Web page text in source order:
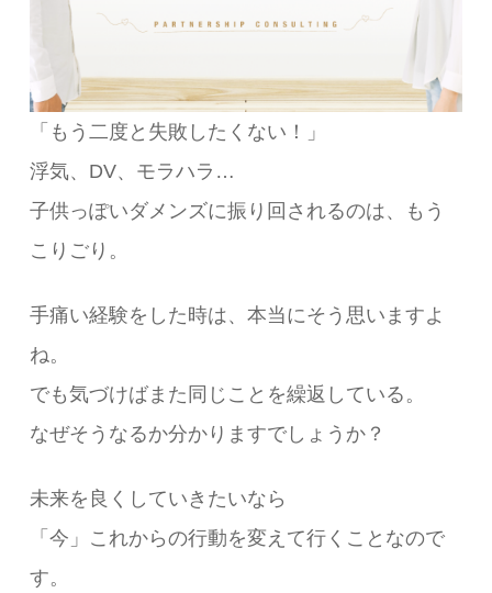
「もう二度と失敗したくない！」
浮気、DV、モラハラ…
子供っぽいダメンズに振り回されるのは、もう
こりごり。
手痛い経験をした時は、本当にそう思いますよ
ね。
でも気づけばまた同じことを繰返している。
なぜそうなるか分かりますでしょうか？
未来を良くしていきたいなら
「今」これからの行動を変えて行くことなので
す。